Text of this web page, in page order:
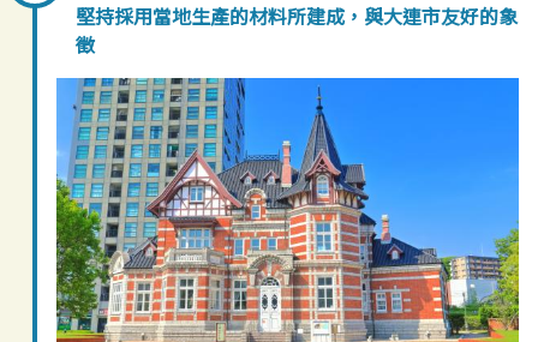
堅持採用當地生產的材料所建成，與大連市友好的象
徵